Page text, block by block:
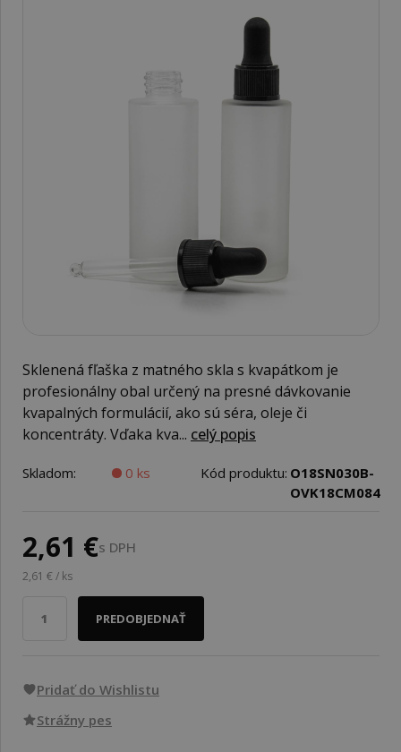
Sklenená fľaška z matného skla s kvapátkom je
profesionálny obal určený na presné dávkovanie
kvapalných formulácií, ako sú séra, oleje či
koncentráty. Vďaka kva... celý popis
Skladom: 0 ks Kód produktu: O18SN030B-
OVK18CM084
2,61 €s DPH
2,61 € / ks
PREDOBJEDNAŤ
Pridať do Wishlistu
Strážny pes